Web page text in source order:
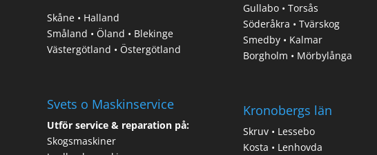
Skåne • Halland
Småland • Öland • Blekinge
Västergötland • Östergötland
Svets o Maskinservice
Utför service & reparation på:
Skogsmaskiner
Gullabo • Torsås
Söderåkra • Tvärskog
Smedby • Kalmar
Borgholm • Mörbylånga
Kronobergs län
Skruv • Lessebo
Kosta • Lenhovda